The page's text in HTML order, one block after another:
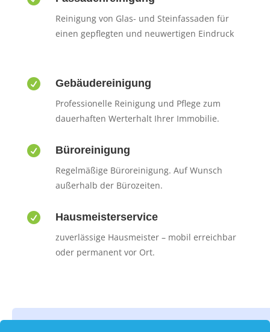
Reinigung von Glas- und Steinfassaden für
einen gepflegten und neuwertigen Eindruck
 Gebäudereinigung
Professionelle Reinigung und Pflege zum
dauerhaften Werterhalt Ihrer Immobilie.
 Büroreinigung
Regelmäßige Büroreinigung. Auf Wunsch
außerhalb der Bürozeiten.
 Hausmeisterservice
zuverlässige Hausmeister – mobil erreichbar
oder permanent vor Ort.